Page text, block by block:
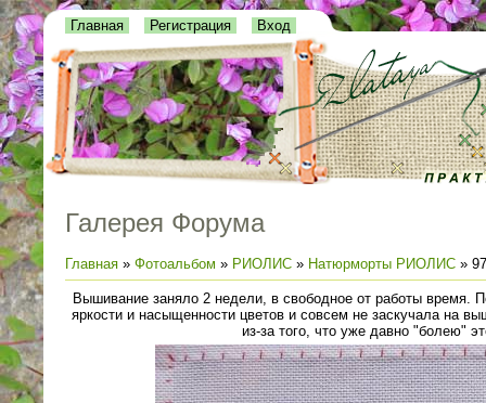
Главная Регистрация Вход
Галерея Форума
Главная » Фотоальбом » РИОЛИС » Натюрморты РИОЛИС »
Вышивание заняло 2 недели, в свободное от работы время.
яркости и насыщенности цветов и совсем не заскучала на
из-за того, что уже давно "болею"